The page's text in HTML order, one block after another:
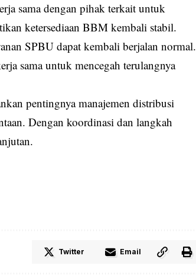
sama dengan pihak terkait untuk
ketersediaan BBM kembali stabil.
SPBU dapat kembali berjalan normal.
sama untuk mencegah terulangnya
pentingnya manajemen distribusi
Dengan koordinasi dan langkah
Twitter Email